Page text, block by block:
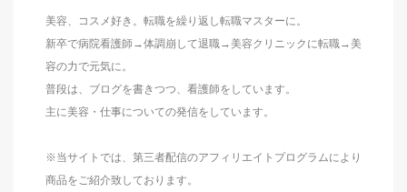
美容、コスメ好き。転職を繰り返し転職マスターに。
新卒で病院看護師→体調崩して退職→美容クリニックに転職→美
容の力で元気に。
普段は、ブログを書きつつ、看護師をしています。
主に美容・仕事についての発信をしています。
※当サイトでは、第三者配信のアフィリエイトプログラムにより
商品をご紹介致しております。